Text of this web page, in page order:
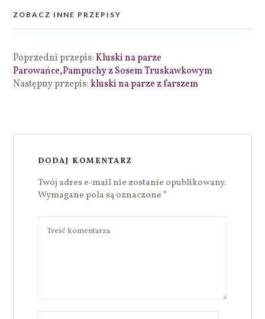
ZOBACZ INNE PRZEPISY
Poprzedni przepis:Kluski na parze
Parowańce,Pampuchy z Sosem Truskawkowym
Następny przepis:kluski na parze z farszem
DODAJ KOMENTARZ
Twój adres e-mail nie zostanie opublikowany.
Wymagane pola są oznaczone *